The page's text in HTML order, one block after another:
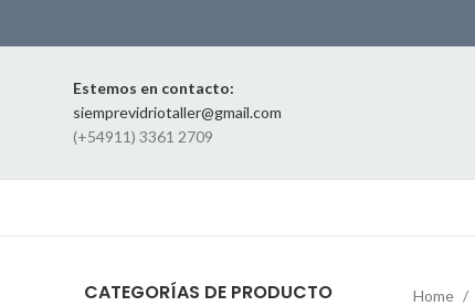
Estemos en contacto:
siemprevidriotaller@gmail.com
(+54911) 3361 2709
CATEGORÍAS DE PRODUCTO Home